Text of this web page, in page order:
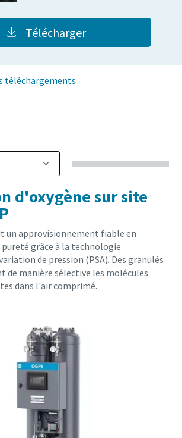
devez savoir sur votre
pneumatique
créer un processus de transport
efficace.
Télécharger
téléchargements
d'oxygène sur site
un approvisionnement fiable en
pureté grâce à la technologie
de pression (PSA). Des granulés
de manière sélective les molécules
dans l'air comprimé.